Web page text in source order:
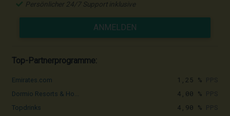
Persönlicher 24/7 Support inklusive
ANMELDEN
Top-Partnerprogramme:
Emirates.com 1,25 %
Dormio Resorts & Ho... 4,00 %
Topdrinks 4,90 %